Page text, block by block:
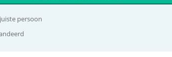
persoon